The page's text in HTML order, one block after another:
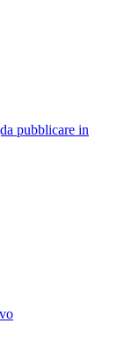
pubblicare in